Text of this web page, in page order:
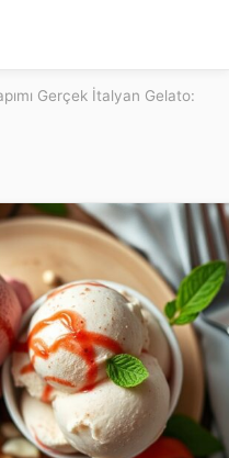
Gerçek İtalyan Gelato: